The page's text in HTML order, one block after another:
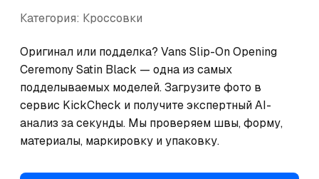
Категория: Кроссовки
Оригинал или подделка? Vans Slip-On Opening
Ceremony Satin Black — одна из самых
подделываемых моделей. Загрузите фото в
сервис KickCheck и получите экспертный AI-
анализ за секунды. Мы проверяем швы, форму,
материалы, маркировку и упаковку.